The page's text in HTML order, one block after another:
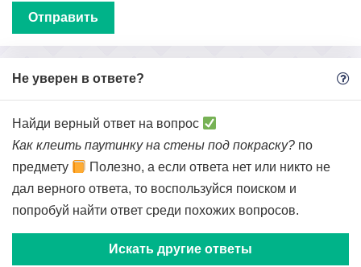
Не уверен в ответе?
Найди верный ответ на вопрос
Как клеить паутинку на стены под покраску? по
предмету
Полезно, а если ответа нет или никто не
дал верного ответа, то воспользуйся поиском и
попробуй найти ответ среди похожих вопросов.
Искать другие ответы